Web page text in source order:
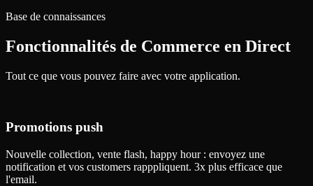
Base de connaissances
Fonctionnalités de Commerce en Direct
Tout ce que vous pouvez faire avec votre application.
Promotions push
Nouvelle collection, vente flash, happy hour : envoyez une
notification et vos customers rapppliquent. 3x plus efficace que
l'email.